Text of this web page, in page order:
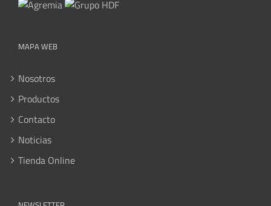
MAPA WEB
Nosotros
Productos
Contacto
Noticias
Tienda Online